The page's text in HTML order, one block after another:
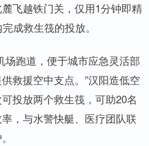
飞越铁门关，仅用1分钟即精
成救生筏的投放。
场跑道，便于城市应急灵活部
救援空中支点。”汉阳造低空
投放两个救生筏，可助20名
，与水警快艇、医疗团队联